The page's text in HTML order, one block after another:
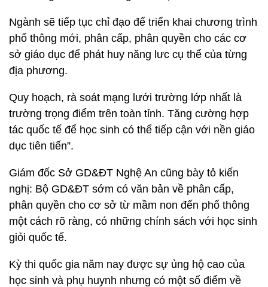
Ngành sẽ tiếp tục chỉ đạo để triển khai chương trình
phổ thông mới, phân cấp, phân quyền cho các cơ
sở giáo dục để phát huy năng lưc cụ thể của từng
địa phương.
Quy hoạch, rà soát mạng lưới trường lớp nhất là
trường trọng điểm trên toàn tỉnh. Tăng cường hợp
tác quốc tế để học sinh có thể tiếp cận với nền giáo
dục tiên tiến”.
Giám đốc Sở GD&ĐT Nghệ An cũng bày tỏ kiến
nghị: Bộ GD&ĐT sớm có văn bản về phân cấp,
phân quyền cho cơ sở từ mầm non đến phổ thông
một cách rõ ràng, có những chính sách với học sinh
giỏi quốc tế.
Kỳ thi quốc gia năm nay được sự ủng hộ cao của
học sinh và phụ huynh nhưng có một số điểm về